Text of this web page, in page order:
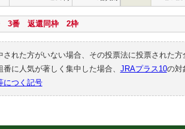
3番 返還同枠 2枠
された方がいない場合、その投票法に投票された方
に人気が著しく集中した場合、 JRAプラス10の対
につく記号